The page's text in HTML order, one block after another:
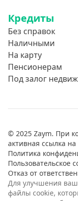
Кредиты
Без справок
Наличными
На карту
Пенсионерам
Под залог
© 2025 Zaym. При
активная ссылка
Политика
Пользовательское
Отказ от
Для улучшения
файлы cookie,